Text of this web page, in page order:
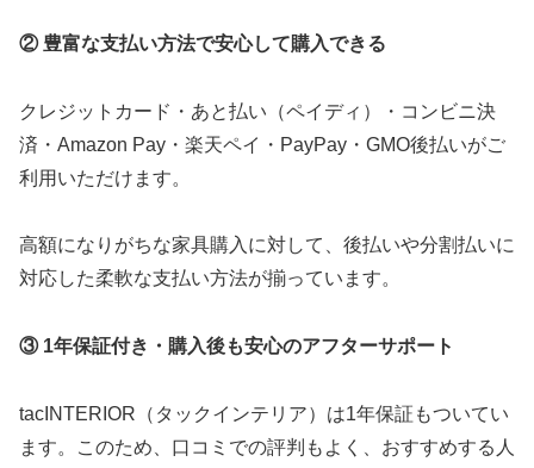
② 豊富な支払い方法で安心して購入できる
クレジットカード・あと払い（ペイディ）・コンビニ決
済・Amazon Pay・楽天ペイ・PayPay・GMO後払いがご
利用いただけます。
高額になりがちな家具購入に対して、後払いや分割払いに
対応した柔軟な支払い方法が揃っています。
③ 1年保証付き・購入後も安心のアフターサポート
tacINTERIOR（タックインテリア）は1年保証もついてい
ます。このため、口コミでの評判もよく、おすすめする人